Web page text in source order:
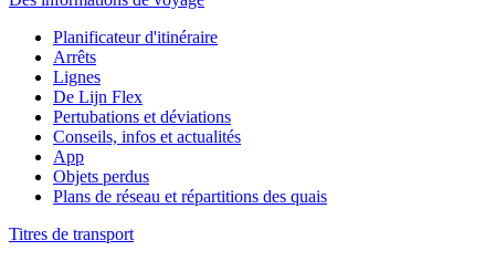
Planificateur d'itinéraire
Arrêts
Lignes
De Lijn Flex
Pertubations et déviations
Conseils, infos et actualités
App
Objets perdus
Plans de réseau et répartitions des quais
Titres de transport